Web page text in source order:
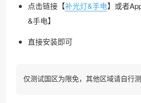
点击链接【补光灯&手电】或者
&手电】
直接安装即可
仅测试国区为限免，其他区域请自行测